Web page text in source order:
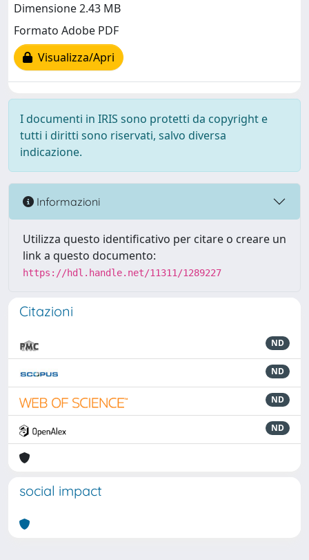
Dimensione 2.43 MB
Formato Adobe PDF
Visualizza/Apri
I documenti in IRIS sono protetti da copyright e
tutti i diritti sono riservati, salvo diversa
indicazione.
Informazioni
Utilizza questo identificativo per citare o creare un
link a questo documento:
https://hdl.handle.net/11311/1289227
Citazioni
ND
ND
ND
ND
social impact